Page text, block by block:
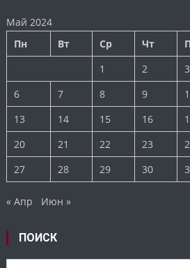
Май 2024
Пн
Вт Ср Чт
1
2 3
6
7 8 9
13
14 15 16
20
21 22 23
27
28 29 30
« Апр Июн »
ПОИСК